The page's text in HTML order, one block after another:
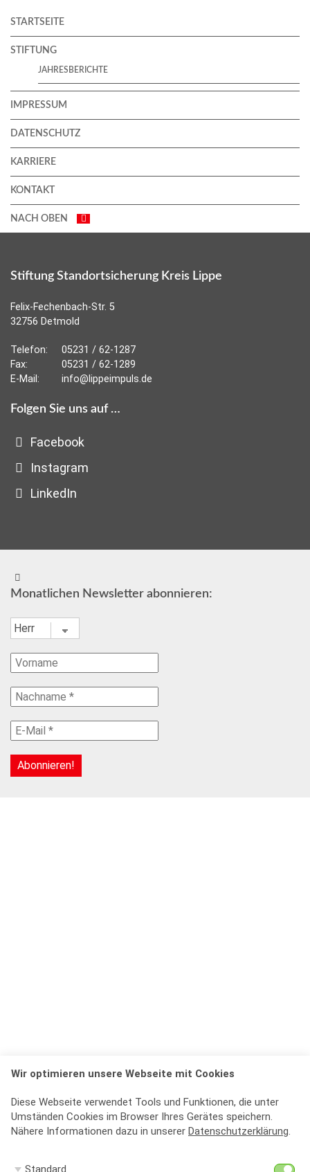
STARTSEITE
STIFTUNG
JAHRESBERICHTE
IMPRESSUM
DATENSCHUTZ
KARRIERE
KONTAKT
NACH OBEN
Stiftung Standortsicherung Kreis Lippe
Felix-Fechenbach-Str. 5
32756 Detmold
Telefon:
05231 / 62-1287
Fax:
05231 / 62-1289
E-Mail:
info@lippeimpuls.de
Folgen Sie uns auf …
Facebook
Instagram
LinkedIn
Monatlichen Newsletter abonnieren:
Wir optimieren unsere Webseite mit Cookies
Diese Webseite verwendet Tools und Funktionen, die unter
Umständen Cookies im Browser Ihres Gerätes speichern.
Nähere Informationen dazu in unserer Datenschutzerklärung.
Standard